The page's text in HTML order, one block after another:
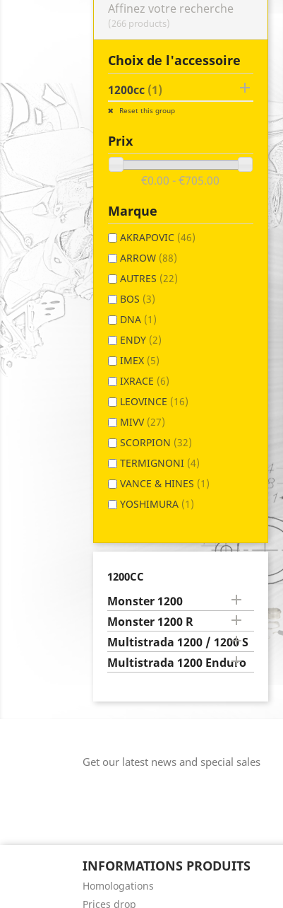
Affinez votre recherche
(266 products)
Choix de l'accessoire

1200cc (1)
Reset this group
Prix
€0.00 - €705.00
Marque
AKRAPOVIC (46)
ARROW (88)
AUTRES (22)
BOS (3)
DNA (1)
ENDY (2)
IMEX (5)
IXRACE (6)
LEOVINCE (16)
MIVV (27)
SCORPION (32)
TERMIGNONI (4)
VANCE & HINES (1)
YOSHIMURA (1)
1200CC
Monster 1200 
Monster 1200 R 
Multistrada 1200 / 1200 S

Multistrada 1200 Enduro

Get our latest news and special sales
INFORMATIONS PRODUITS
Homologations
Prices drop